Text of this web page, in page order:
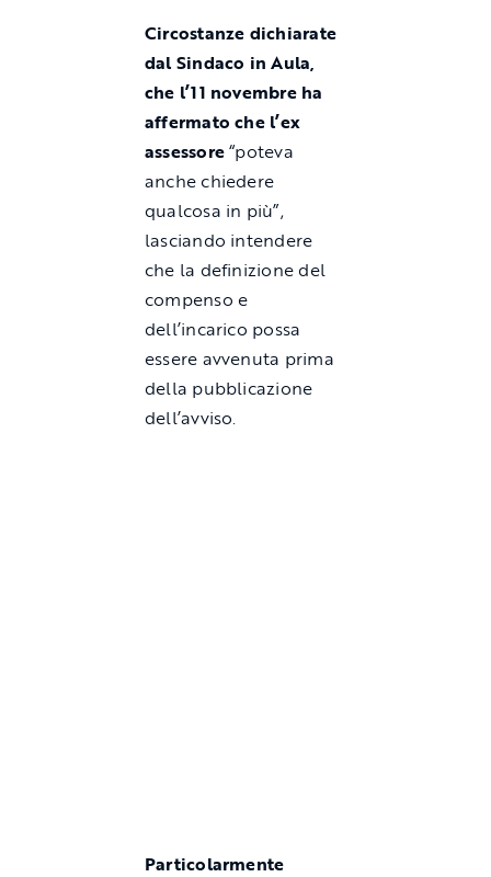
Circostanze dichiarate
dal Sindaco in Aula,
che l’11 novembre ha
affermato che l’ex
assessore“poteva
anche chiedere
qualcosa in più”,
lasciando intendere
che la definizione del
compenso e
dell’incarico possa
essere avvenuta prima
della pubblicazione
dell’avviso.
Particolarmente